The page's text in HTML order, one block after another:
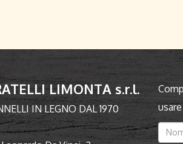
LIMONTA s.r.l.
IN LEGNO DAL 1970